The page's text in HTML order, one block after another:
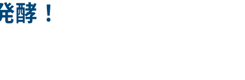
酵！